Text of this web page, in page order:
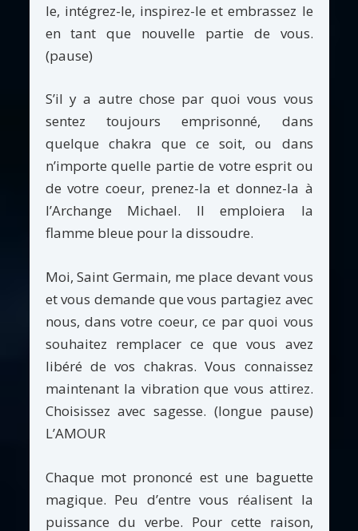
le, intégrez-le, inspirez-le et embrassez le
en tant que nouvelle partie de vous.
(pause)
S’il y a autre chose par quoi vous vous
sentez toujours emprisonné, dans
quelque chakra que ce soit, ou dans
n’importe quelle partie de votre esprit ou
de votre coeur, prenez-la et donnez-la à
l’Archange Michael. Il emploiera la
flamme bleue pour la dissoudre.
Moi, Saint Germain, me place devant vous
et vous demande que vous partagiez avec
nous, dans votre coeur, ce par quoi vous
souhaitez remplacer ce que vous avez
libéré de vos chakras. Vous connaissez
maintenant la vibration que vous attirez.
Choisissez avec sagesse. (longue pause)
L’AMOUR
Chaque mot prononcé est une baguette
magique. Peu d’entre vous réalisent la
puissance du verbe. Pour cette raison,